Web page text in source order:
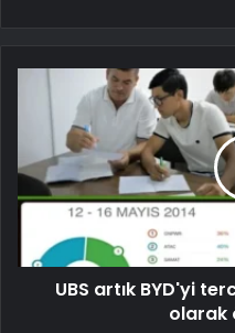
UBS artık BYD'yi
olarak